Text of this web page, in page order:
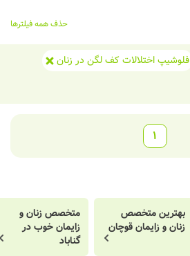
حذف همه فیلترها
فلوشیپ اختلالات کف لگن در زنان
1
بهترین متخصص
زنان و زایمان قوچان
متخصص زنان و
زایمان خوب در
گناباد